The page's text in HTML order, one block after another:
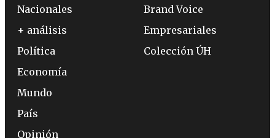
Nacionales
+ análisis
Política
Economía
Mundo
País
Opinión
Brand Voice
Empresariales
Colección ÚH